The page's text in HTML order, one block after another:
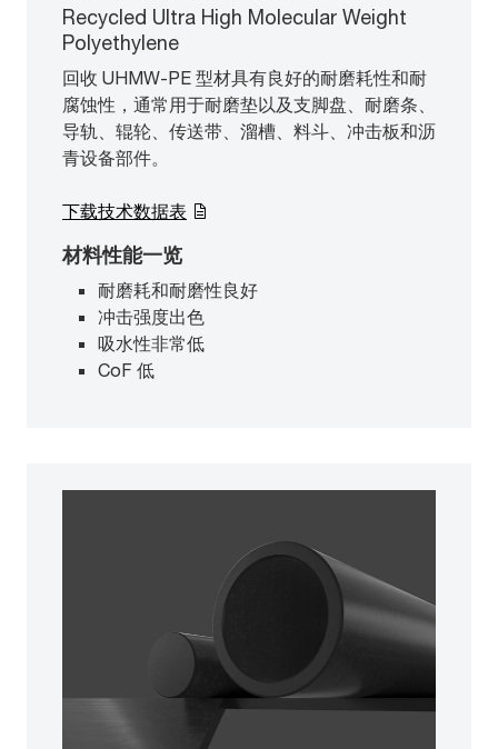
Recycled Ultra High Molecular Weight
Polyethylene
回收 UHMW-PE 型材具有良好的耐磨耗性和耐
腐蚀性，通常用于耐磨垫以及支脚盘、耐磨条、
导轨、辊轮、传送带、溜槽、料斗、冲击板和沥
青设备部件。
材料性能一览
耐磨耗和耐磨性良好
冲击强度出色
吸水性非常低
CoF 低
下载技术数据表